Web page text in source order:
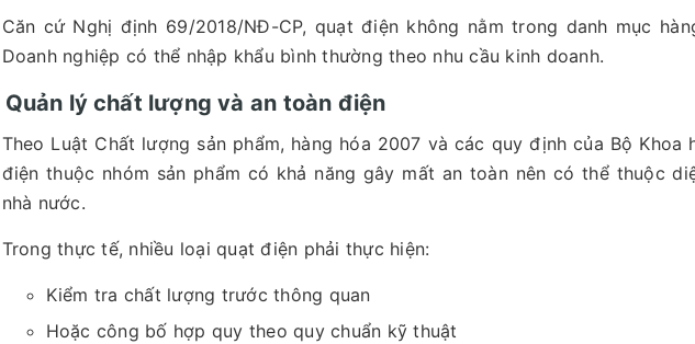
Căn cứ Nghị định 69/2018/NĐ-CP, quạt điện không nằm trong danh mục
Doanh nghiệp có thể nhập khẩu bình thường theo nhu cầu kinh doanh.
Quản lý chất lượng và an toàn điện
Theo Luật Chất lượng sản phẩm, hàng hóa 2007 và các quy định của Bộ Khoa
điện thuộc nhóm sản phẩm có khả năng gây mất an toàn nên có thể thuộc
nhà nước.
Trong thực tế, nhiều loại quạt điện phải thực hiện:
Kiểm tra chất lượng trước thông quan
Hoặc công bố hợp quy theo quy chuẩn kỹ thuật